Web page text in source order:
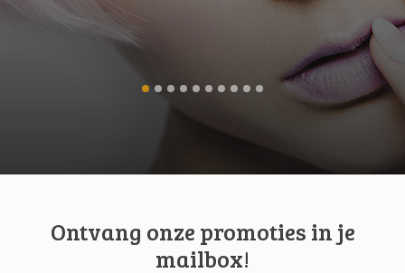
Ontvang onze promoties in je
mailbox!